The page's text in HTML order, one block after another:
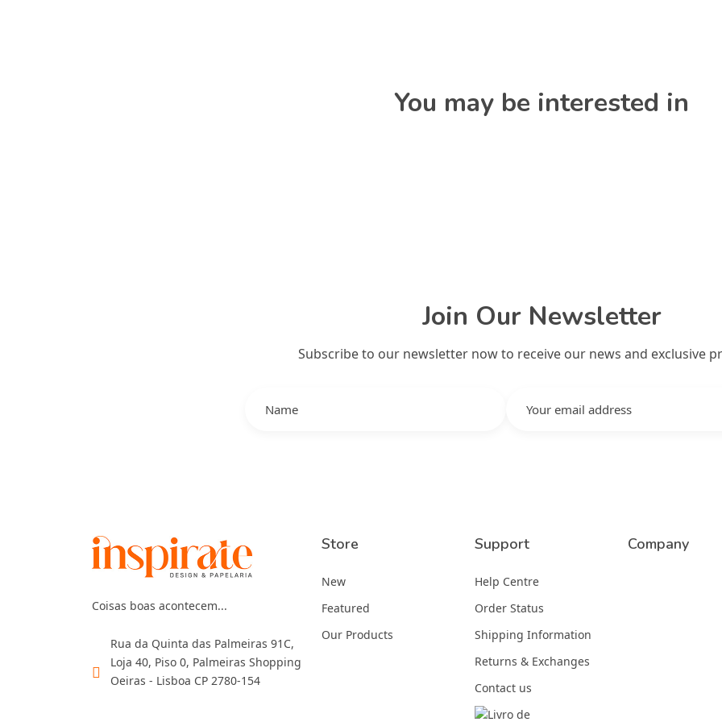
You may be interested in
Join Our Newsletter
Subscribe to our newsletter now to receive our news and exclusive
Coisas boas acontecem...
Rua da Quinta das Palmeiras 91C,
Loja 40, Piso 0, Palmeiras Shopping
Oeiras - Lisboa CP 2780-154
Store
New
Featured
Our Products
Support
Help Centre
Order Status
Shipping Information
Returns & Exchanges
Contact us
Company